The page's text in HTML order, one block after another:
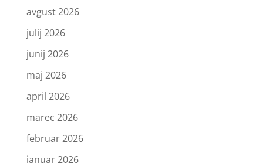
avgust 2026
julij 2026
junij 2026
maj 2026
april 2026
marec 2026
februar 2026
januar 2026